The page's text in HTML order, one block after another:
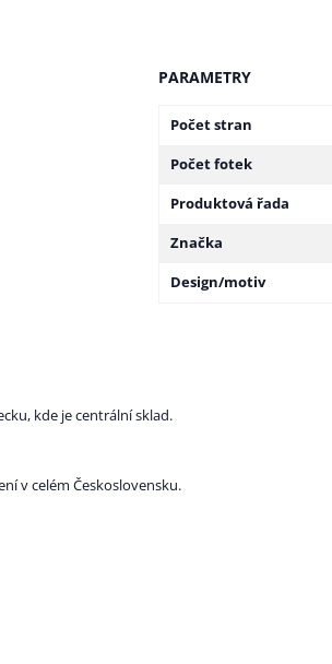
PARAMETRY
Počet stran
Počet fotek
Produktová řada
Značka
Design/motiv
kde je centrální sklad.
v celém Československu.